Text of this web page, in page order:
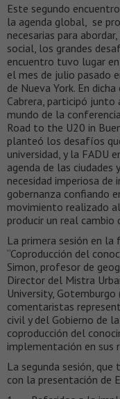
Este segundo
la agenda global, se
necesarias para
social, los grandes
encuentro tuvo lugar
el mes de julio pasado
de Nueva York. En
Cabrera, participó
mundo de la
Road to the U20 in
planteó los desafíos
universidad, y la FADU
agenda de las ciudades
necesidad imperiosa de
gobernanza confiando
movimiento realizado
producir un real cambio
La primera sesión en la
“Coproducción del
Simon, profesor de
Director del Mistra
University, Gotemburgo
comentaristas
civil y del Gobierno de
coproducción del
implementación en sus
La segunda sesión,
con la presentación de